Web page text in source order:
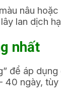
nâu
lan dịch
nhất
để áp
ngày,